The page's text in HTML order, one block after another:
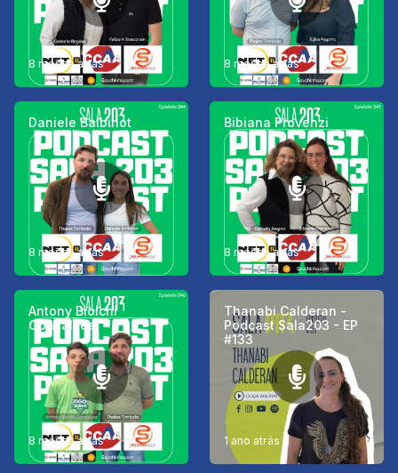
8 meses atrás 8 meses atrás
Daniele Balbinot
8 meses atrás
Bibiana Provenzi
8 meses atrás
Antony Biolchi
Gonçalves
8 meses atrás
Thanabi Calderan -
Podcast Sala203 - EP
#133
1 ano atrás